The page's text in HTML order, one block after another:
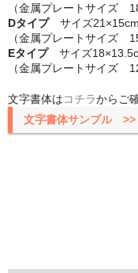
（金属プレートサイズ
Dタイプサイズ
（金属プレートサイズ
Eタイプサイズ
（金属プレートサイズ
文字書体はコチラからご
文字書体サンプル >>